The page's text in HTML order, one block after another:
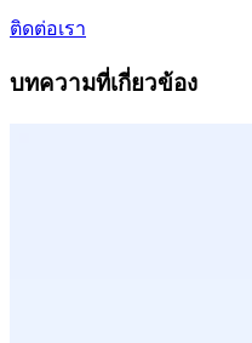
ติดต่อเรา
บทความที่เกี่ยวข้อง